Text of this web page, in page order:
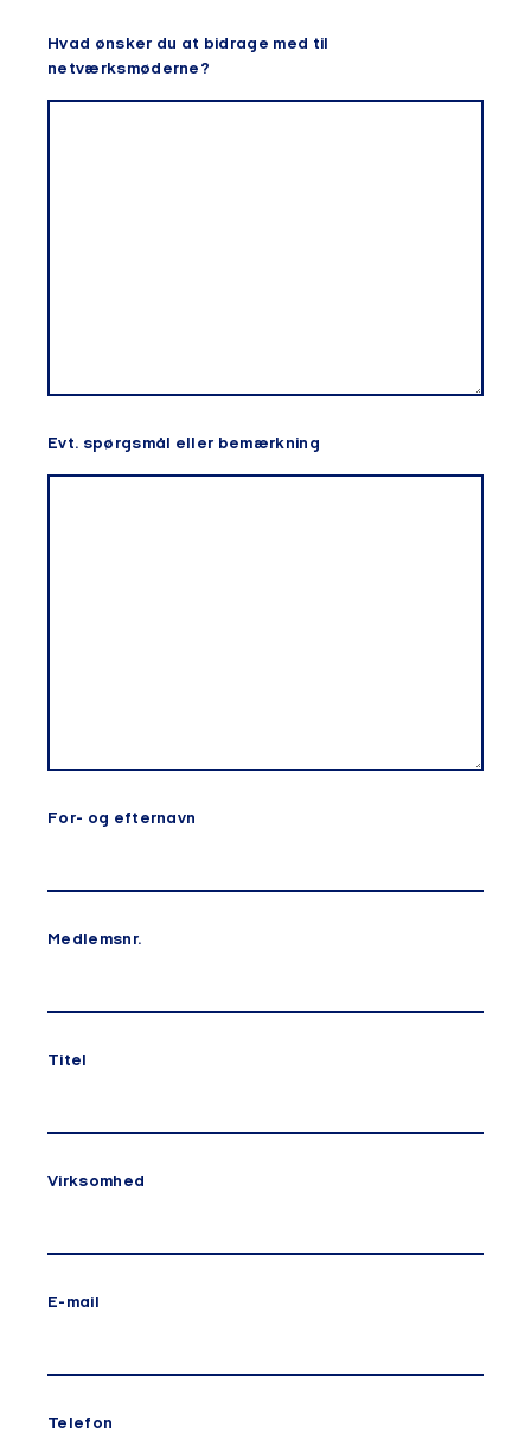
Hvad ønsker du at bidrage med til
netværksmøderne?
Evt. spørgsmål eller bemærkning
For- og efternavn
Medlemsnr.
Titel
Virksomhed
E-mail
Telefon